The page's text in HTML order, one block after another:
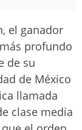
el ganador
profundo
de su
de México
llamada
clase media